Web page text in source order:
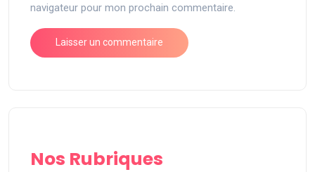
navigateur pour mon prochain commentaire.
Nos Rubriques